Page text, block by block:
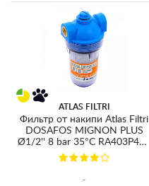
ATLAS FILTRI
Фильтр от накипи Atlas Filtri
DOSAFOS MIGNON PLUS
Ø1/2'' 8 bar 35°C RA403P414
(с кристаллами
полифосфата)